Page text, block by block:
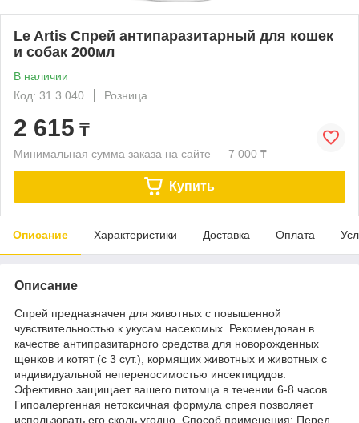
Le Artis Спрей антипаразитарный для кошек
и собак 200мл
В наличии
Код: 31.3.040
Розница
2 615 ₸
Минимальная сумма заказа на сайте — 7 000 ₸
Купить
Описание Характеристики Доставка Оплата
Описание
Спрей предназначен для животных с повышенной
чувствительностью к укусам насекомых. Рекомендован в
качестве антипразитарного средства для новорожденных
щенков и котят (с 3 сут.), кормящих животных и животных с
индивидуальной непереносимостью инсектицидов.
Эфективно защищает вашего питомца в течении 6-8 часов.
Гипоалергенная нетоксичная формула спрея позволяет
использовать его сколь угодно. Способ применения: Перед